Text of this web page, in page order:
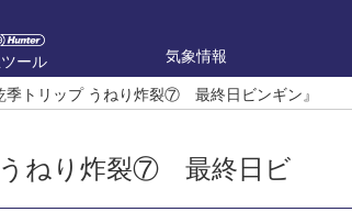
ール
気象情報
トリップ うねり炸裂⑦ 最終日ビンギン』
ねり炸裂⑦ 最終日ビ